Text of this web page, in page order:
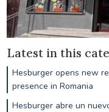
Latest in this
Hesburger opens new
presence in Romania
Hesburger abre un